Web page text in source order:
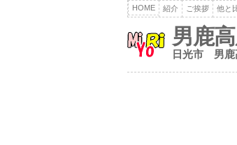
HOME 紹介 ご挨拶 他と
男鹿
日光市 男鹿